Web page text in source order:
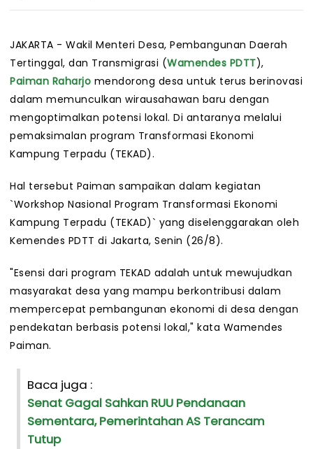
JAKARTA - Wakil Menteri Desa, Pembangunan Daerah
Tertinggal, dan Transmigrasi (Wamendes PDTT),
Paiman Raharjo mendorong desa untuk terus berinovasi
dalam memunculkan wirausahawan baru dengan
mengoptimalkan potensi lokal. Di antaranya melalui
pemaksimalan program Transformasi Ekonomi
Kampung Terpadu (TEKAD).
Hal tersebut Paiman sampaikan dalam kegiatan
`Workshop Nasional Program Transformasi Ekonomi
Kampung Terpadu (TEKAD)` yang diselenggarakan oleh
Kemendes PDTT di Jakarta, Senin (26/8).
"Esensi dari program TEKAD adalah untuk mewujudkan
masyarakat desa yang mampu berkontribusi dalam
mempercepat pembangunan ekonomi di desa dengan
pendekatan berbasis potensi lokal," kata Wamendes
Paiman.
Baca juga :
Senat Gagal Sahkan RUU Pendanaan
Sementara, Pemerintahan AS Terancam
Tutup